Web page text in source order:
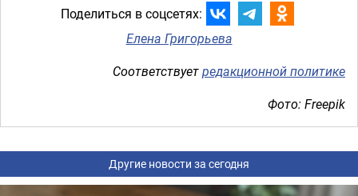
Поделиться в соцсетях:
Елена Григорьева
Соответствуетредакционной политике
Фото: Freepik
Другие новости за сегодня